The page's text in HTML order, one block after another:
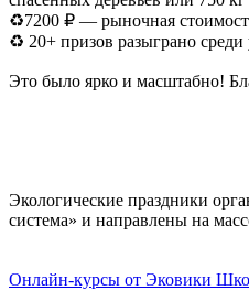
♻7200 ₽ — рыночная
♻ 20+ призов разыграно среди
Это было ярко и масштабно!
Экологические праздники
система» и направлены на
Онлайн-курсы от Эковики